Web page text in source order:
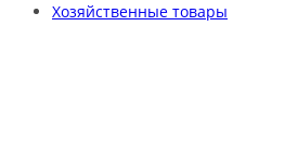
Хозяйственные товары